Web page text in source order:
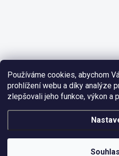
Používáme cookies, abychom
prohlížení webu a díky analýze
zlepšovali jeho funkce, výkon a